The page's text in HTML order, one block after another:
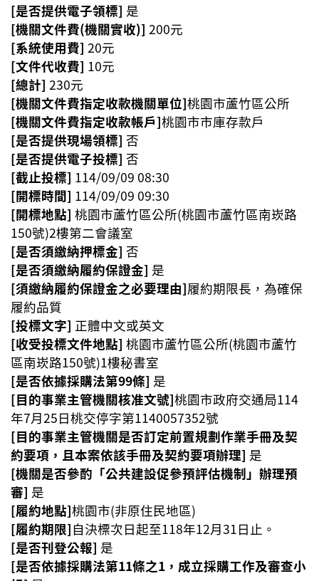
告
網
站
安
全
政
策
[是否提供電子領標] 是
[機關文件費(機關實收)] 200元
[系統使用費] 20元
[文件代收費] 10元
[總計] 230元
[機關文件費指定收款機關單位]桃園市蘆竹區公所
[機關文件費指定收款帳戶]桃園市市庫存款戶
[是否提供現場領標] 否
[是否提供電子投標] 否
[截止投標] 114/09/09 08:30
[開標時間] 114/09/09 09:30
[開標地點] 桃園市蘆竹區公所(桃園市蘆竹區南崁路
150號)2樓第二會議室
[是否須繳納押標金] 否
[是否須繳納履約保證金] 是
[須繳納履約保證金之必要理由]履約期限長，為確保
履約品質
[投標文字] 正體中文或英文
[收受投標文件地點] 桃園市蘆竹區公所(桃園市蘆竹
區南崁路150號)1樓秘書室
[是否依據採購法第99條] 是
[目的事業主管機關核准文號]桃園市政府交通局114
年7月25日桃交停字第1140057352號
[目的事業主管機關是否訂定前置規劃作業手冊及契
約要項，且本案依該手冊及契約要項辦理] 是
[機關是否參酌「公共建設促參預評估機制」辦理預
審] 是
[履約地點]桃園市(非原住民地區)
[履約期限]自決標次日起至118年12月31日止。
[是否刊登公報] 是
[是否依據採購法第11條之1，成立採購工作及審查小